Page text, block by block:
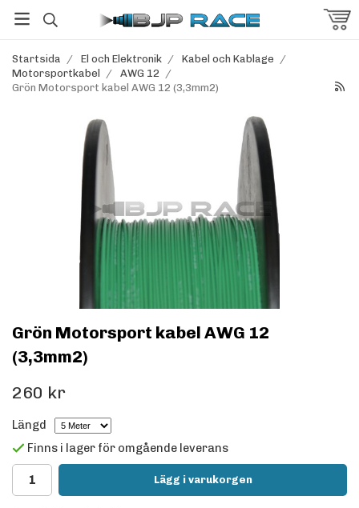
Startsida / El och Elektronik / Kabel och Kablage /
Motorsportkabel
/ AWG 12 /
Grön Motorsport kabel AWG 12 (3,3mm2)
Grön Motorsport kabel AWG 12
(3,3mm2)
260 kr
Längd
Finns i lager för omgående leverans
Lägg i varukorgen